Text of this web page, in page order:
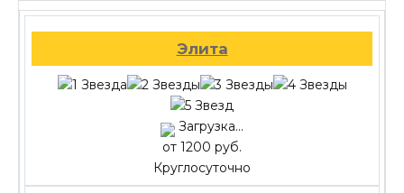
Элита
Загрузка...
от 1200 руб.
Круглосуточно